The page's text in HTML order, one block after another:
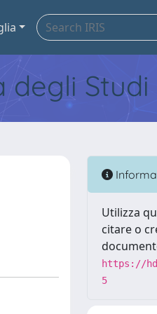
Utilizza
citare o
https://
5